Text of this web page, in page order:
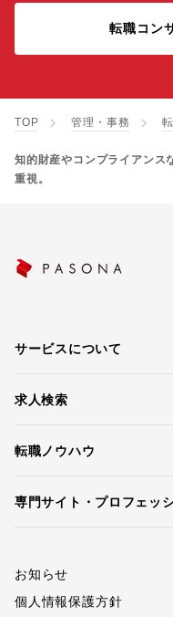
転職コン
TOP 管理・事務
知的財産やコンプライアンス
重視。
サービスについて
求人検索
転職ノウハウ
専門サイト・プロフェッ
お知らせ
個人情報保護方針